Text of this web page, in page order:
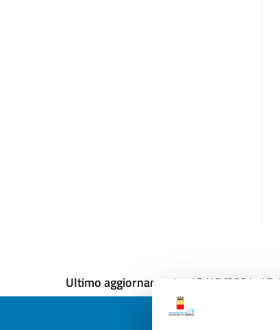
Ultimo aggiornamento: 13/12/2024,